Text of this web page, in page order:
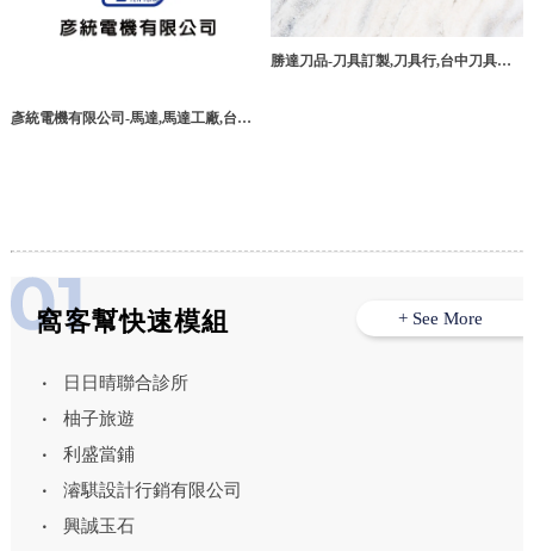
彥統電機有限公司-馬達,馬達工廠,台中
勝達刀品-刀具訂製,刀具行,台中刀具訂
窩客幫快速模組
日日晴聯合診所
柚子旅遊
利盛當鋪
濬騏設計行銷有限公司
興誠玉石
+ See More